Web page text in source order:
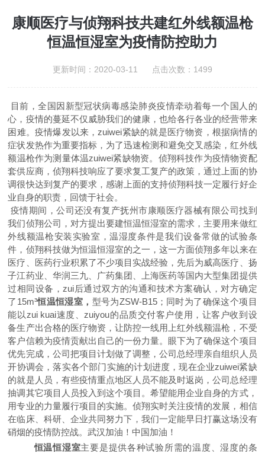
康顺医疗与侦翔科技共建红外线额温枪
恒温恒湿室为疫情防控助力
更新时间：2020-03-11 点击次数：1499
目前，全国因新型冠状病毒感染肺炎疫情牵动着每一个国人的
心，疫情的蔓延不仅威胁我们的健康，也给各行各业的经营带来
困难。疫情爆发以来，zuiwei紧缺的就是医疗物资，根据病情的
症状发热作为重要指标，为了迅速检测和避免交叉感染，红外线
额温枪作为测量体温zuiwei紧缺物资。侦翔科技作为疫情物资配
套供应商，侦翔科技响应了要求复工复产的政策，通过上面的协
调很快达到复产的要求，感谢上面的支持侦翔科技一定履行好企
业自身的职责，回馈于社会。
疫情期间，公司还没有复产抚州市康顺医疗器械有限公司找到
我们侦翔公司，对方提出要建恒温恒湿室的需求，主要用来做红
外线额温枪安装实验室，温湿度条件是我们设备常做的试验条
件，侦翔科技做为恒温恒湿室的之一，这一方面侦翔多年以来在
医疗、医药行业积累了不少项目实战经验，先后为威高医疗、扬
子江药业、华润三九、广药集团、上海医药等国内大型集团提供
过相同设备，zui后通过双方的沟通和技术方案确认，对方确定
了15m³恒温恒湿室， 型号为ZSW-B15；同时为了确保这个项目
能以zui kuai速度、zuiyou的品质交付客户使用，让客户收到设
备生产出合格的医疗物资，让防控一线用上红外线额温枪，不受
客户信赖为疫情贡献出自己的一份力量。眼下为了确保这个项目
优先完成，公司把项目计划做了调整，公司总经理亲自组织人员
开协调会，落实各个部门实施的计划进度，现在企业zuiwei紧缺
的就是人员，有些疫情重点地区人员不能及时返岗，公司总经理
抽调其它项目人员投入到这个项目。希望能用企业自身的方式，
用专业的力量履行项目的实施。侦翔实时关注疫情的发展，相信
在临床、科研、企业共同努力下，我们一定能早日打赢这场没有
硝烟的疫情防控战。武汉加油！中国加油！
恒温恒湿室主要是提供各种试验所需的温度、湿度的条